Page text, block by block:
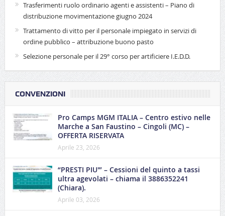
Trasferimenti ruolo ordinario agenti e assistenti – Piano di
distribuzione movimentazione giugno 2024
Trattamento di vitto per il personale impiegato in servizi di
ordine pubblico – attribuzione buono pasto
Selezione personale per il 29° corso per artificiere I.E.D.D.
CONVENZIONI
Pro Camps MGM ITALIA – Centro estivo nelle
Marche a San Faustino – Cingoli (MC) –
OFFERTA RISERVATA
Aprile 23, 2026
“PRESTI PIU'” – Cessioni del quinto a tassi
ultra agevolati – chiama il 3886352241
(Chiara).
Aprile 03, 2026